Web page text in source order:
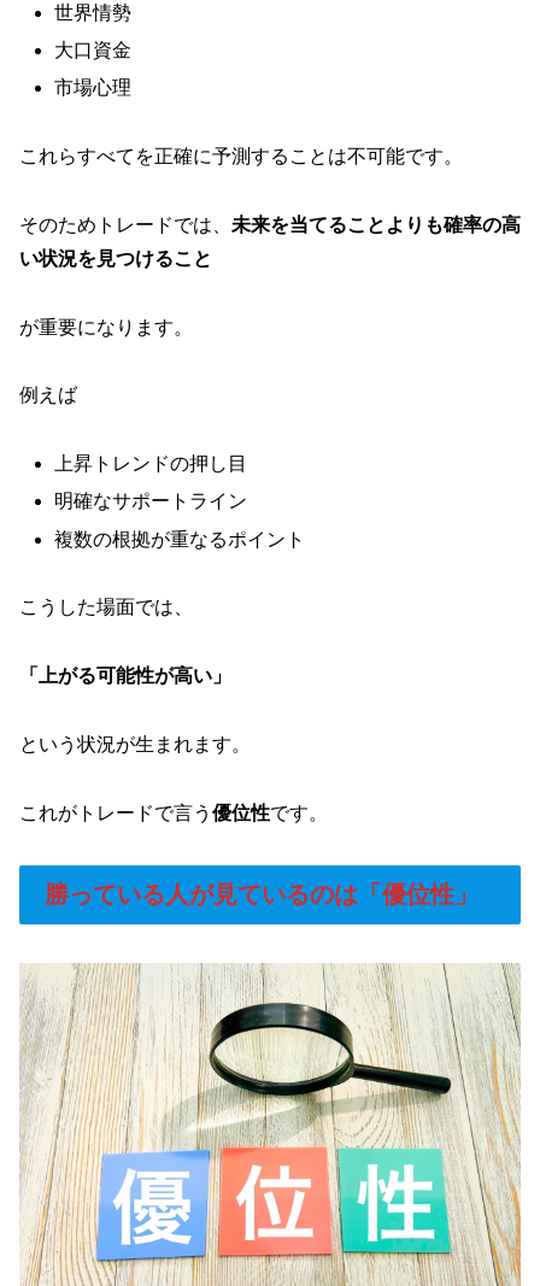
世界情勢
大口資金
市場心理
これらすべてを正確に予測することは不可能です。
そのためトレードでは、 未来を当てることよりも確率の高
い状況を見つけること
が重要になります。
例えば
上昇トレンドの押し目
明確なサポートライン
複数の根拠が重なるポイント
こうした場面では、
「上がる可能性が高い」
という状況が生まれます。
これがトレードで言う 優位性です。
勝っている人が見ているのは「優位性」